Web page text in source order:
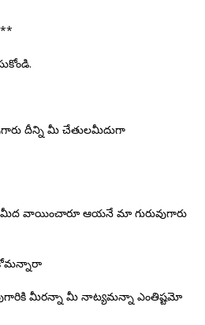
దీన్ని మీ చేతులమీదుగా
వాయించారూ ఆయనే మా గురువుగారు
మీరన్నా మీ నాట్యమన్నా ఎంతిష్టమో